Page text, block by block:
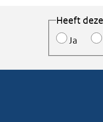
Heeft
Ja